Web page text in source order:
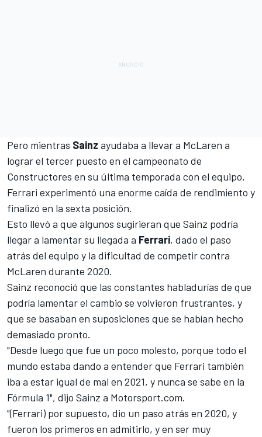
Pero mientras Sainz ayudaba a llevar a McLaren a
lograr el tercer puesto en el campeonato de
Constructores en su última temporada con el equipo,
Ferrari experimentó una enorme caída de rendimiento y
finalizó en la sexta posición.
Esto llevó a que algunos sugirieran que Sainz podría
llegar a lamentarsu llegada a Ferrari, dado el paso
atrás del equipo y la dificultad de competir contra
McLaren durante 2020.
Sainz reconoció que las constantes habladurías de que
podría lamentar el cambio se volvieron frustrantes, y
que se basaban en suposiciones que se habían hecho
demasiado pronto.
"Desde luego que fue un poco molesto, porque todo el
mundo estaba dando a entender que Ferrari también
iba a estar igual de mal en 2021, y nunca se sabe en la
Fórmula 1", dijo Sainz a Motorsport.com.
"(Ferrari) por supuesto, dio un paso atrás en 2020, y
fueron los primeros en admitirlo, y en ser muy